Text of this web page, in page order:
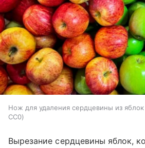
Нож для удаления сердцевины из яблок
CC0
Вырезание сердцевины яблок,